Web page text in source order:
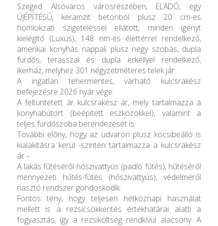
Szeged Alsóváros városrészében, ELADÓ, egy
ÚJÉPÍTÉSŰ, keramzit betonból plusz 20 cm-es
homlokzati szigeteléssel ellátott, minden igényt
kielégítő (Luxus), 148 nm-es élettérrel rendelkező,
amerikai konyhás nappali plusz négy szobás, dupla
fürdős, terasszal és dupla erkéllyel rendelkező,
ikerház, melyhez 301 négyzetméteres telek jár.
A ingatlan tehermentes, várható kulcsrakész
befejezésre 2026 nyár vége.
A feltüntetett ár kulcsrakész ár, mely tartalmazza a
konyhabútort (beépített eszközökkel), valamint a
teljes fürdőszoba berendezését is.
További előny, hogy az udvaron plusz kocsibeálló is
kialakításra kerül -szintén tartalmazza a kulcsrakész
ár -
A lakás fűtéséről hőszivattyús (padló fűtés), hűtéséről
mennyezeti hűtés-fűtés (hőszivattyús), védelméről
riasztó rendszer gondoskodik.
Fontos tény, hogy teljesen hétköznapi használat
mellett is a rezsicsökkentés értékhatárai alatti a
fogyasztás, így a rezsiköltség rendkívül alacsony. A